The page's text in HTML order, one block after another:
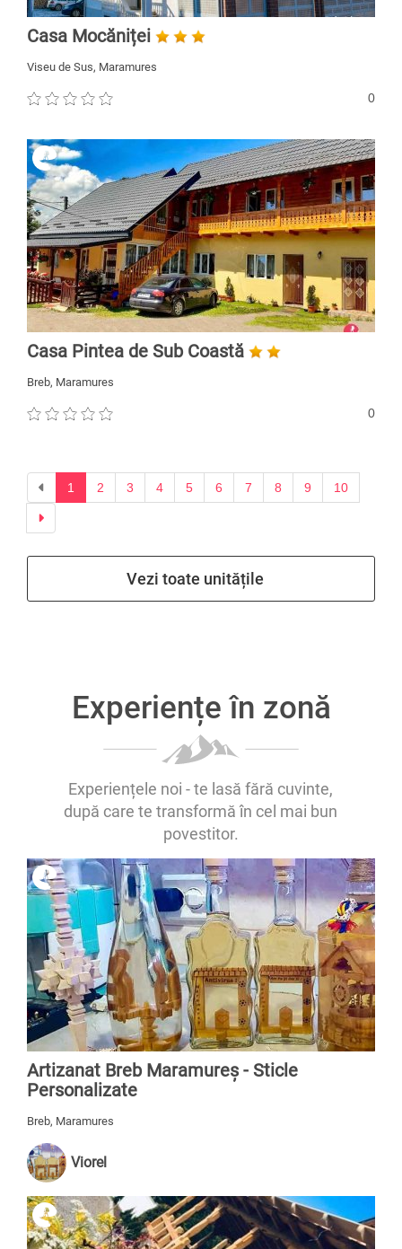
Casa Mocăniței
Viseu de Sus, Maramures
0
Casa Pintea de Sub Coastă
Breb, Maramures
0
Previous
1 2 3 4 5 6 7 8 9 10
Next
Vezi toate unitățile
Experiențe în zonă
Experiențele noi - te lasă fără cuvinte,
după care te transformă în cel mai bun
povestitor.
Artizanat Breb Maramureș - Sticle
Personalizate
Breb, Maramures
Viorel